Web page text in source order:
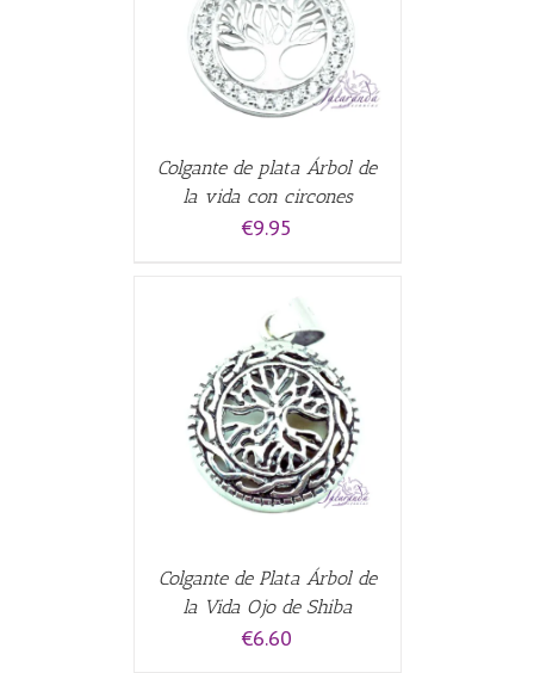
Colgante de plata Árbol de
la vida con circones
€9.95
Colgante de Plata Árbol de
la Vida Ojo de Shiba
€6.60